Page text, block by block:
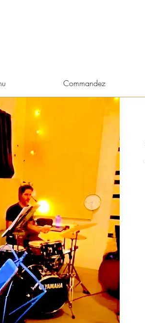
Commandez